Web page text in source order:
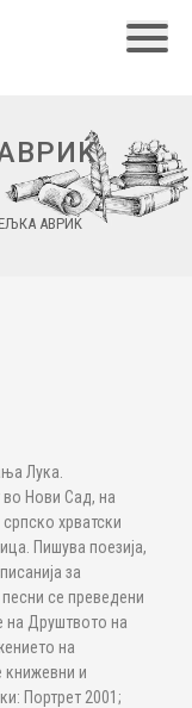
АВРИЌ
Лука.
Нови Сад, на
хрватски
Пишува поезија,
за
песни се преведени
на Друштвото на
на
книжевни и
Портрет 2001;